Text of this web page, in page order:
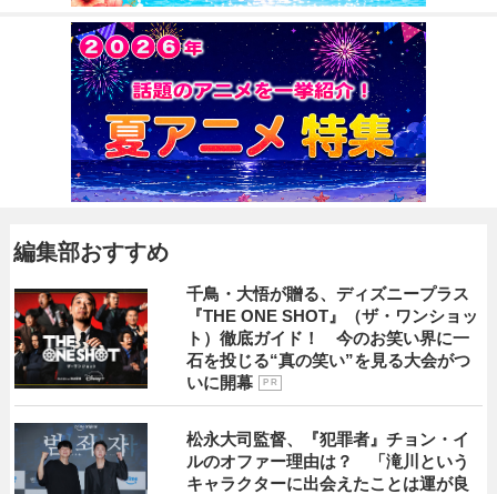
編集部おすすめ
千鳥・大悟が贈る、ディズニープラス
『THE ONE SHOT』（ザ・ワンショッ
ト）徹底ガイド！ 今のお笑い界に一
石を投じる“真の笑い”を見る大会がつ
いに開幕
P R
松永大司監督、『犯罪者』チョン・イ
ルのオファー理由は？ 「滝川という
キャラクターに出会えたことは運が良